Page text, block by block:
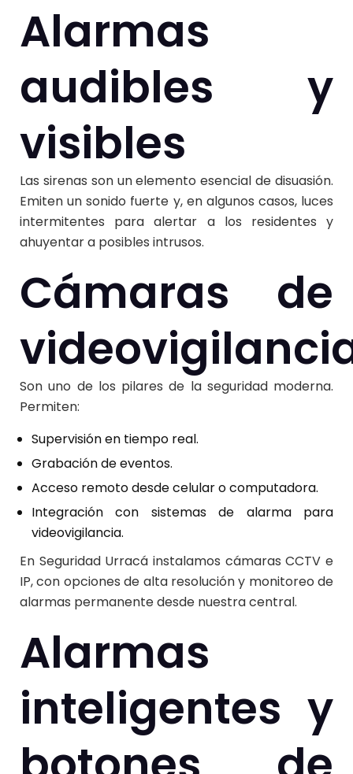
Alarmas
audibles y
visibles
Las sirenas son un elemento esencial de disuasión.
Emiten un sonido fuerte y, en algunos casos, luces
intermitentes para alertar a los residentes y
ahuyentar a posibles intrusos.
Cámaras de
Son uno de los pilares de la seguridad moderna.
Permiten:
Supervisión en tiempo real.
Grabación de eventos.
Acceso remoto desde celular o computadora.
Integración con sistemas de alarma para
videovigilancia.
En Seguridad Urracá instalamos cámaras CCTV e
IP, con opciones de alta resolución y monitoreo de
alarmas permanente desde nuestra central.
Alarmas
inteligentes y